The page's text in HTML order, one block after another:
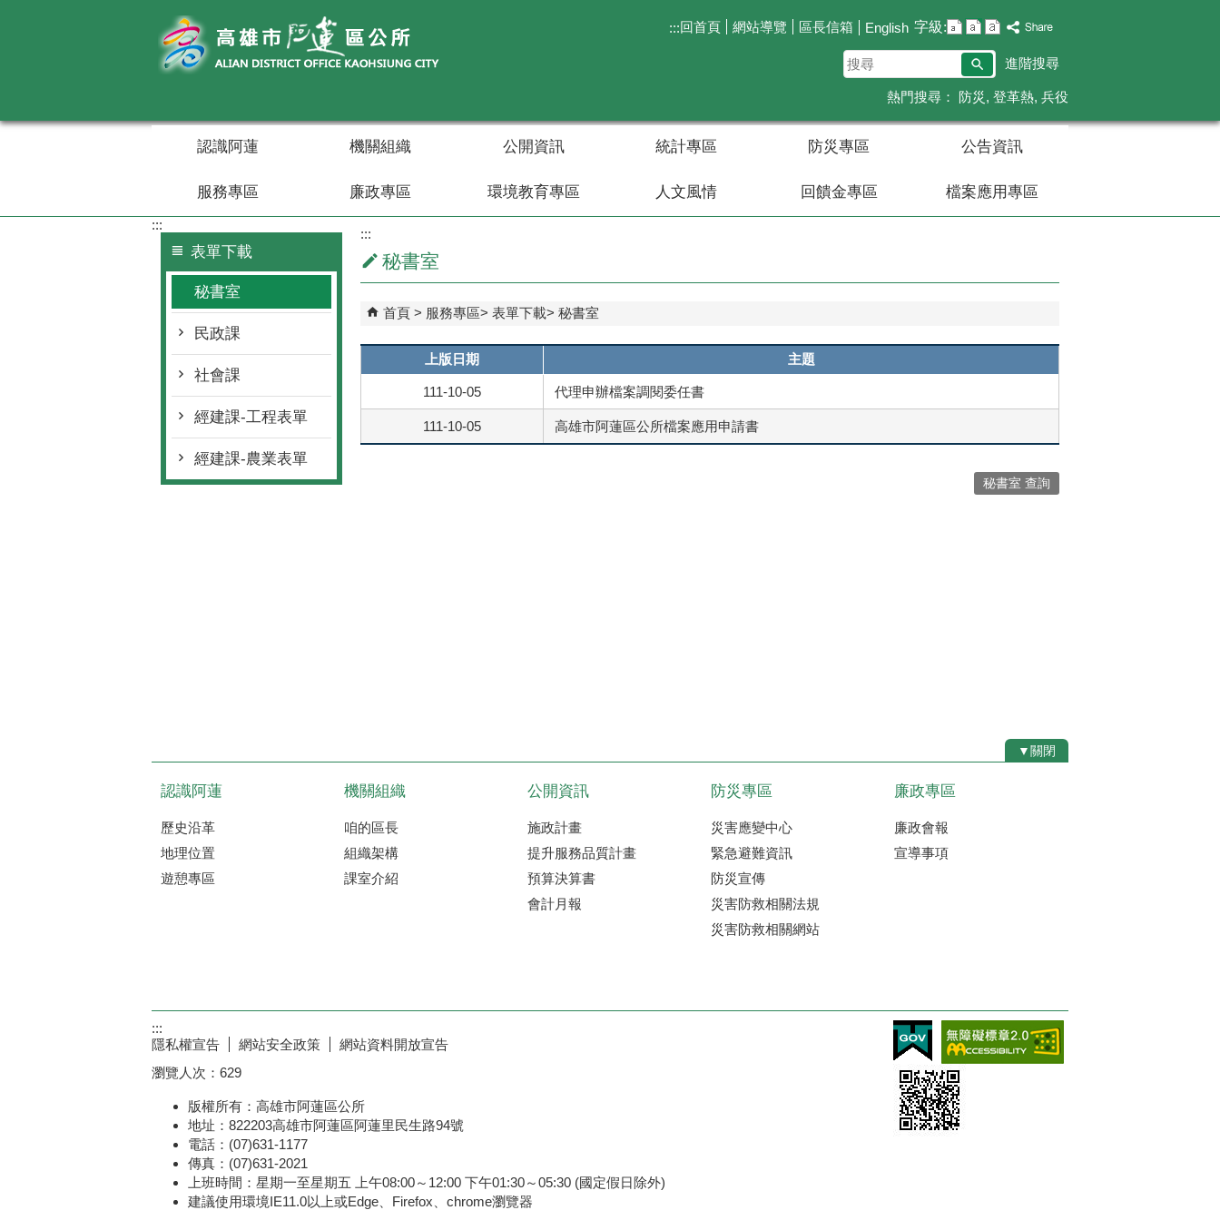
:::回首頁 網站導覽 區長信箱 English 字級:
搜
尋
進階搜尋
熱門搜尋： 防災 登革熱 兵役
認識阿蓮 機關組織 公開資訊 統計專區 防災專區 公告資訊
服務專區 廉政專區 環境教育專區 人文風情 回饋金專區 檔案應用專區
:::
表單下載
秘書室
民政課
社會課
經建課-工程表單
經建課-農業表單
:::
秘書室
首頁 服務專區 表單下載 秘書室
上版日期 主題
111-10-05 代理申辦檔案調閱委任書
111-10-05 高雄市阿蓮區公所檔案應用申請書
秘書室 查詢
▼關閉
認識阿蓮
歷史沿革
地理位置
遊憩專區
機關組織
咱的區長
組織架構
課室介紹
公開資訊
施政計畫
提升服務品質計畫
預算決算書
會計月報
防災專區
災害應變中心
緊急避難資訊
防災宣傳
災害防救相關法規
災害防救相關網站
廉政專區
廉政會報
宣導事項
:::
隱私權宣告
網站安全政策
網站資料開放宣告
瀏覽人次： 629
版權所有：高雄市阿蓮區公所
地址：822203高雄市阿蓮區阿蓮里民生路94號
電話：(07)631-1177
傳真：(07)631-2021
上班時間：星期一至星期五 上午08:00～12:00 下午01:30～05:30 (國定假日除外)
建議使用環境IE11.0以上或Edge、Firefox、chrome瀏覽器